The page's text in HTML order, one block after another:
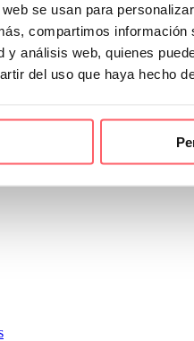
se usan para
compartimos
y análisis web, quienes
del uso que haya hecho